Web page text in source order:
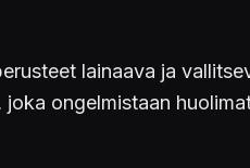
lainaava ja
ongelmistaan